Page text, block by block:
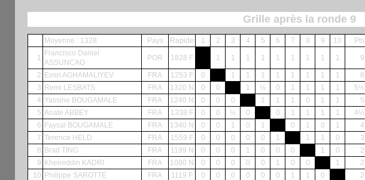
Grille après la ronde 9
Moyenne : 1328 Pays Rapide 1 2 3 4 5 6 7 8 9 10 Pts
1
Francisco Daniel
ASSUNCAO
POR 1828 F 1 1 1 1 1 1 1 1 1 9
2 Emin AGHAMALIYEV FRA 1253 F 0 1 1 1 1 1 1 1 1 8
3 Remi LESBATS FRA 1320 N 0 0 1 ½ 0 1 1 1 1 5½
4 Yassine BOUGAMALE FRA 1240 N 0 0 0 1 1 1 0 1 1 5
5 Anate ABBEY FRA 1338 F 0 0 ½ 0 0 1 1 1 1 4½
6 Faysal BOUGAMALE FRA 1340 N 0 0 1 0 1 0 1 0 1 4
7 Terence HELD FRA 1559 F 0 0 0 0 0 1 1 1 0 3
8 Brad TING FRA 1199 N 0 0 0 1 0 0 0 1 0 2
9 Kheireddin KADRI FRA 1080 N 0 0 0 0 0 1 0 0 1 2
10 Philippe SAROTTE FRA 1119 F 0 0 0 0 0 0 1 1 0 2